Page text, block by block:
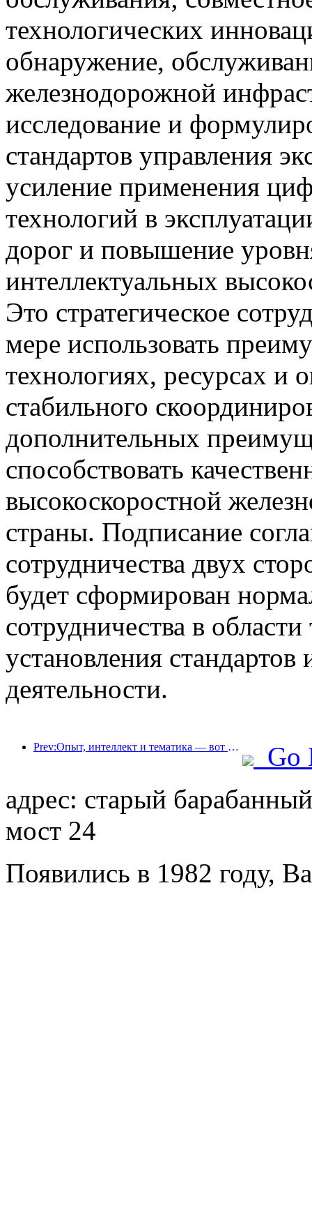
технологических
обнаружение,
железнодорожной
исследование и
стандартов управления
усиление применения
технологий в
дорог и повышение
интеллектуальных
Это стратегическое
мере использовать
технологиях, ресурсах и
стабильного
дополнительных
способствовать
высокоскоростной
страны. Подписание
сотрудничества двух
будет сформирован
сотрудничества в
установления
деятельности.
Prev:Опыт, интеллект и тематика — вот решения для отелей новой эпохи
Go
адрес: старый
мост 24
Появились в 1982 году,